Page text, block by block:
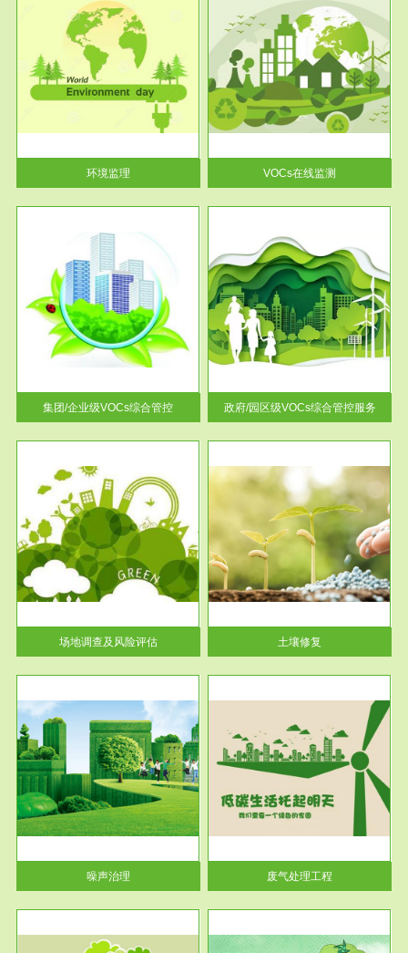
环境监理
服务范围
VOCs在线监测
根据《重点区域大气污染防
治“十二五”规划》有机废气净化
率达...
VOCs在线监测
集团/企业级VOCs综合管控
服务范围
政府/园区级VOCs综合管控服务
根据《石化行业挥发性有机物综
合整治方案》文件要求，到2017
年，全...
政府/园区级VOCs综合管控服务
场地调查及风险评估
服务范围
土壤修复
土壤修复
噪声治理
服务范围
废气处理工程
废气处理工程